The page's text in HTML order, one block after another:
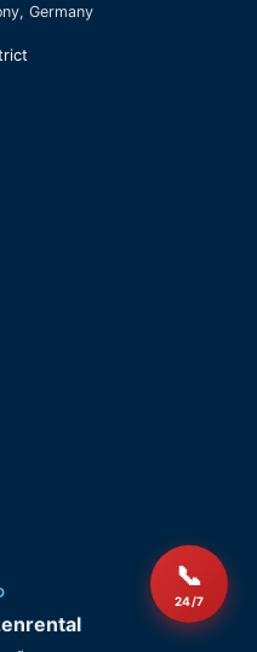
Germany
📞
24/7